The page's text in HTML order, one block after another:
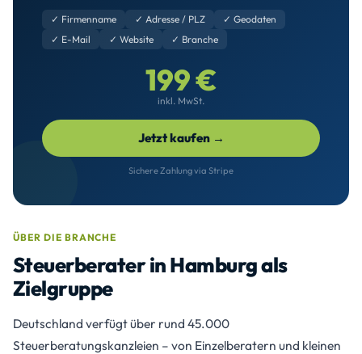
✓ Firmenname ✓ Adresse / PLZ
✓ Geodaten
✓ E-Mail
✓ Website ✓ Branche
199 €
inkl. MwSt.
Jetzt kaufen →
Sichere Zahlung via Stripe
ÜBER DIE BRANCHE
Steuerberater in Hamburg als
Zielgruppe
Deutschland verfügt über rund 45.000
Steuerberatungskanzleien – von Einzelberatern und kleinen